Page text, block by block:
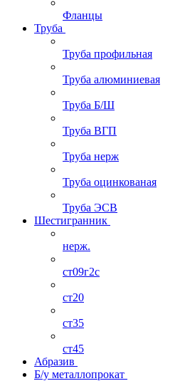
Фланцы
Труба
Труба профильная
Труба алюминиевая
Труба Б/Ш
Труба ВГП
Труба нерж
Труба оцинкованая
Труба ЭСВ
Шестигранник
нерж.
ст09г2с
ст20
ст35
ст45
Абразив
Б/у металлопрокат